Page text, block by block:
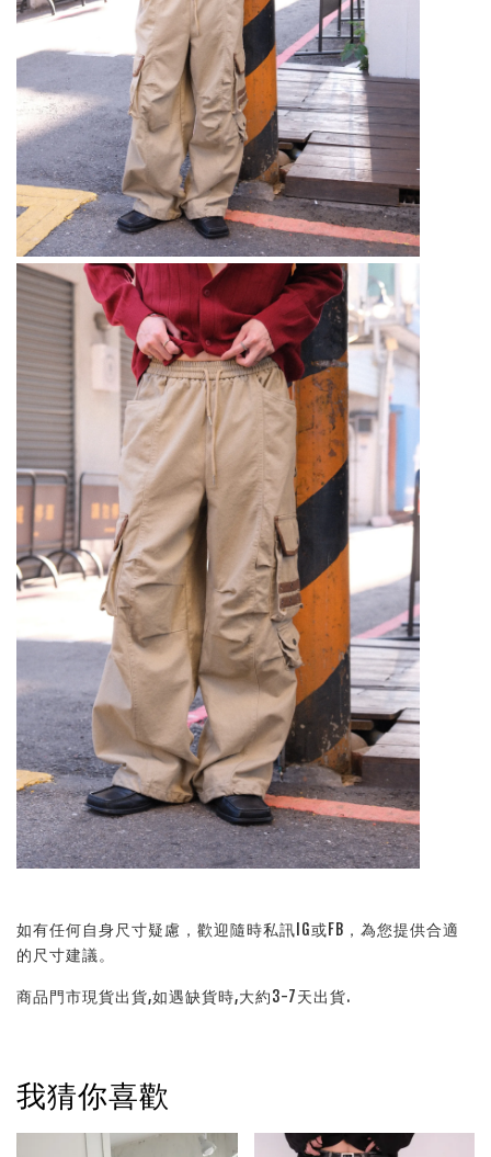
如有任何自身尺寸疑慮，歡迎隨時私訊IG或FB，為您提供合適
的尺寸建議。
商品門市現貨出貨,如遇缺貨時,大約3-7天出貨.
我猜你喜歡